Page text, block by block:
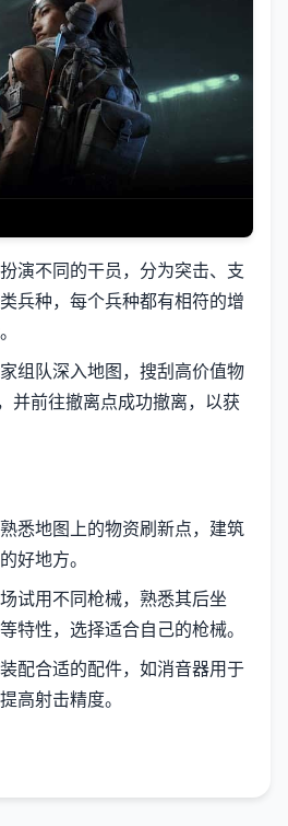
演不同的干员，分为突击、支
兵种，每个兵种都有相符的增
组队深入地图，搜刮高价值物
并前往撤离点成功撤离，以获
悉地图上的物资刷新点，建筑
好地方。
试用不同枪械，熟悉其后坐
特性，选择适合自己的枪械。
配合适的配件，如消音器用于
高射击精度。